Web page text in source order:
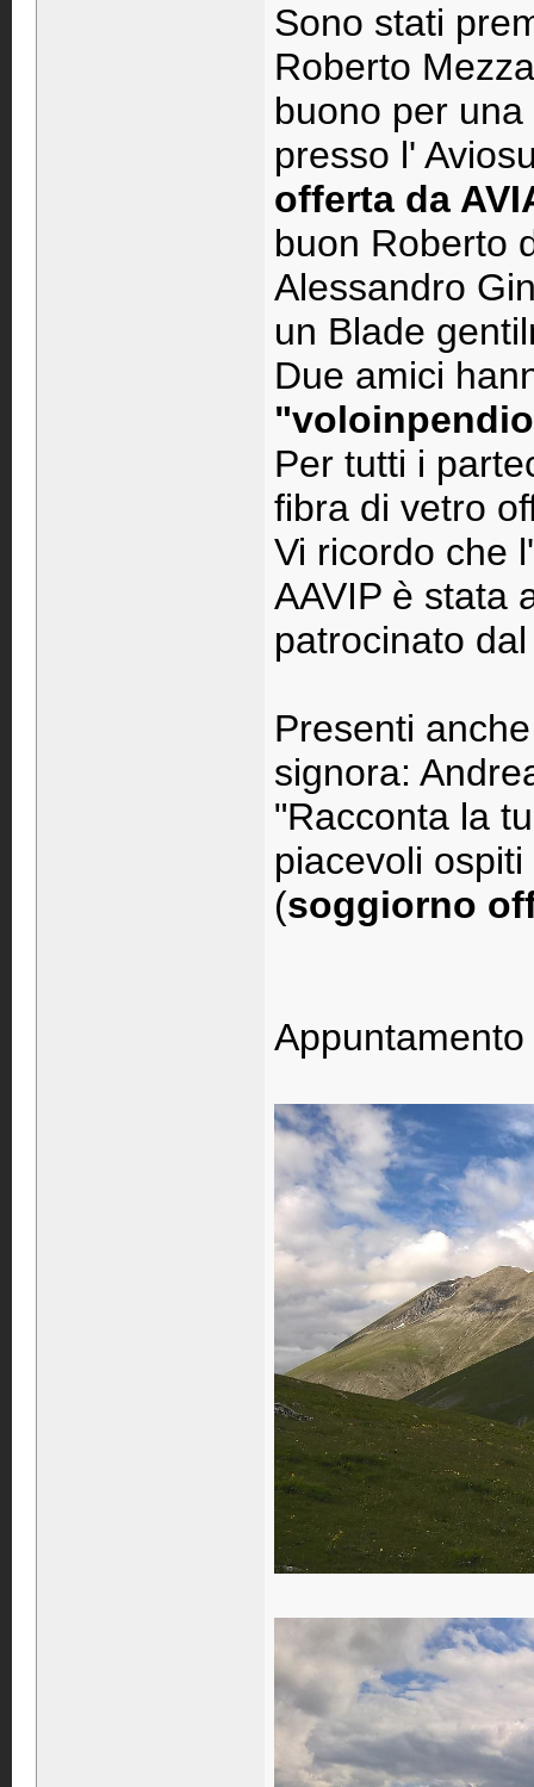
Sono stati
Roberto
buono per
presso l'
offerta da
buon Roberto
Alessandro
un Blade
Due amici
Per tutti i
fibra di vetro
Vi ricordo che
AAVIP è stata
patrocinato
Presenti
signora:
"Racconta la
piacevoli
(soggiorno